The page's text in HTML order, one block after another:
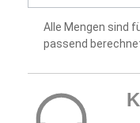
enthalten
Alle Mengen sind
passend